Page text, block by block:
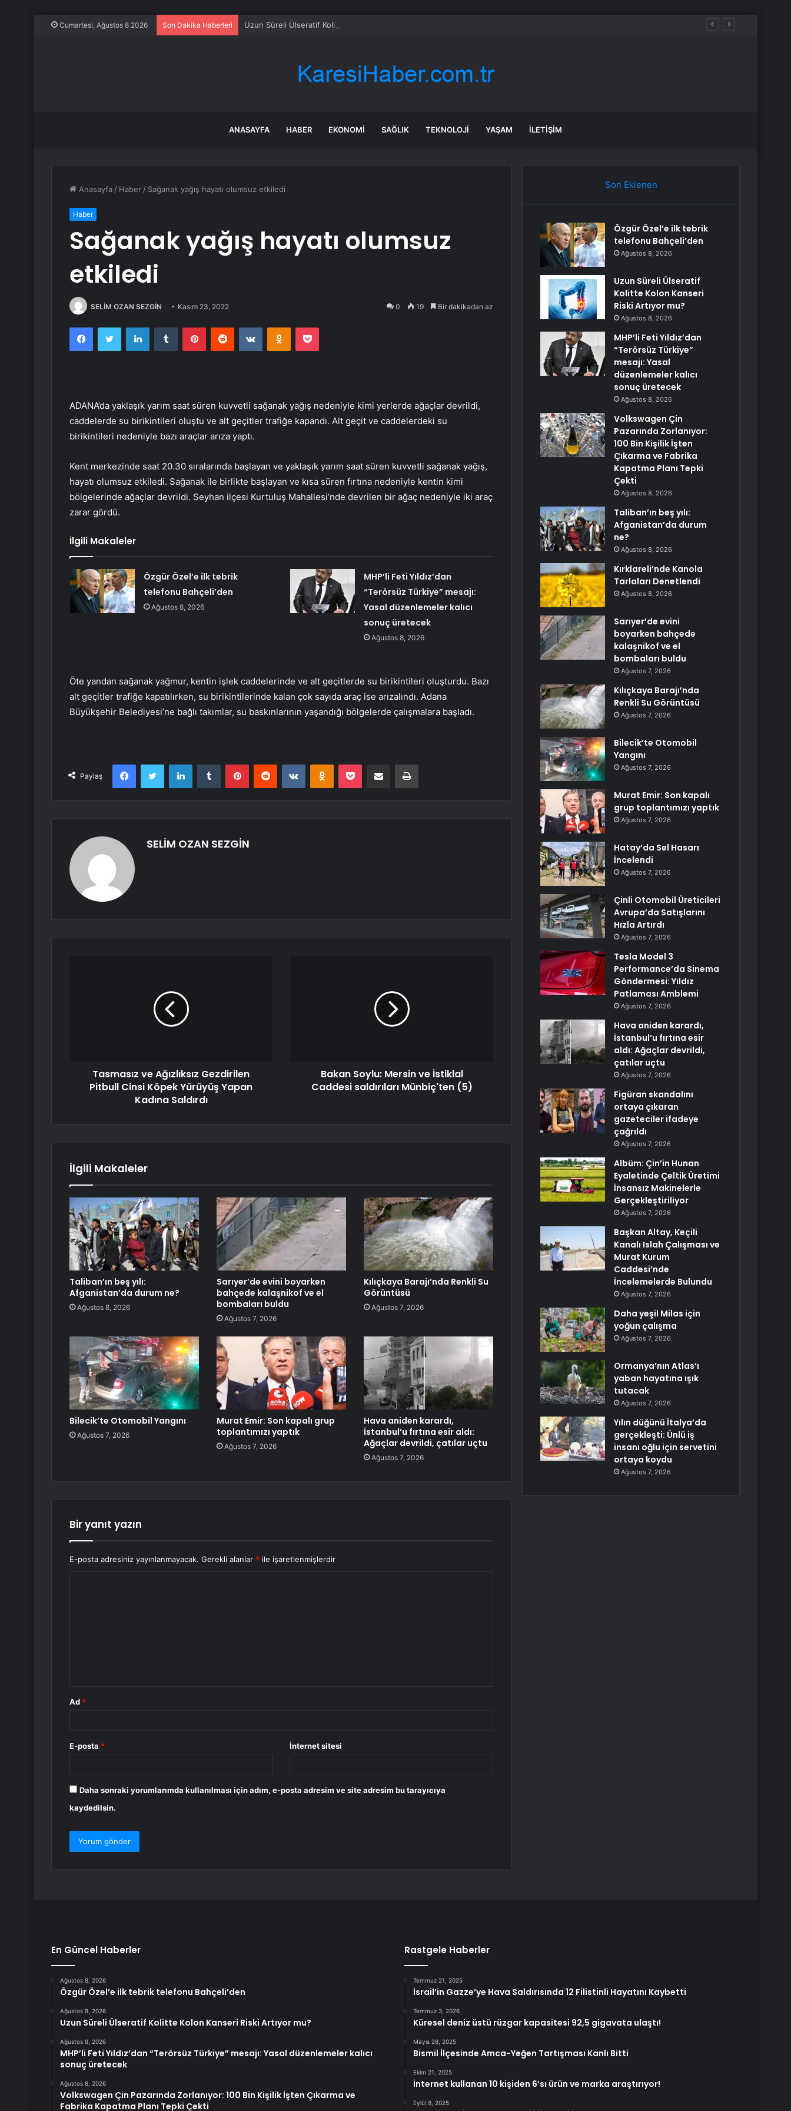
Cumartesi, Ağustos 8 2026 Son Dakika Haberleri Uzun Süreli Ülseratif Kolitte Kolon Kanseri Riski Artıyor mu?
ANASAYFA HABER EKONOMI SAĞLIK TEKNOLOJI YAŞAM İLETIŞIM
Anasayfa / Haber / Sağanak yağış hayatı olumsuz etkiledi
Haber
Sağanak yağış hayatı olumsuz
etkiledi
SELİM OZAN SEZGİN Kasım 23, 2022 0 19 Bir dakikadan az
FacebookTwitter LinkedInTumblr PinterestReddit VKontakteOdnoklassniki
Pocket
ADANA’da yaklaşık yarım saat süren kuvvetli sağanak yağış nedeniyle kimi yerlerde ağaçlar devrildi,
caddelerde su birikintileri oluştu ve alt geçitler trafiğe kapandı. Alt geçit ve caddelerdeki su
birikintileri nedeniyle bazı araçlar arıza yaptı.
Kent merkezinde saat 20.30 sıralarında başlayan ve yaklaşık yarım saat süren kuvvetli sağanak yağış,
hayatı olumsuz etkiledi. Sağanak ile birlikte başlayan ve kısa süren fırtına nedeniyle kentin kimi
bölgelerinde ağaçlar devrildi. Seyhan ilçesi Kurtuluş Mahallesi’nde devrilen bir ağaç nedeniyle iki araç
zarar gördü.
İlgili Makaleler
Özgür Özel’e ilk tebrik
telefonu Bahçeli’den
Ağustos 8, 2026
MHP’li Feti Yıldız’dan
“Terörsüz Türkiye” mesajı:
Yasal düzenlemeler kalıcı
sonuç üretecek
Ağustos 8, 2026
Öte yandan sağanak yağmur, kentin işlek caddelerinde ve alt geçitlerde su birikintileri oluşturdu. Bazı
alt geçitler trafiğe kapatılırken, su birikintilerinde kalan çok sayıda araç ise arızalındı. Adana
Büyükşehir Belediyesi’ne bağlı takımlar, su baskınlarının yaşandığı bölgelerde çalışmalara başladı.
Paylaş
FacebookTwitter LinkedInTumblr PinterestReddit VKontakteOdnoklassniki
Pocket E-Posta ile paylaş Yazdır
SELİM OZAN SEZGİN
Tasmasız ve Ağızlıksız Gezdirilen
Pitbull Cinsi Köpek Yürüyüş Yapan
Kadına Saldırdı
Bakan Soylu: Mersin ve İstiklal
Caddesi saldırıları Münbiç'ten (5)
İlgili Makaleler
Taliban’ın beş yılı:
Afganistan’da durum ne?
Ağustos 8, 2026
Sarıyer’de evini boyarken
bahçede kalaşnikof ve el
bombaları buldu
Ağustos 7, 2026
Kılıçkaya Barajı’nda Renkli Su
Görüntüsü
Ağustos 7, 2026
Bilecik’te Otomobil Yangını
Ağustos 7, 2026
Murat Emir: Son kapalı grup
toplantımızı yaptık
Ağustos 7, 2026
Hava aniden karardı,
İstanbul’u fırtına esir aldı:
Ağaçlar devrildi, çatılar uçtu
Ağustos 7, 2026
Bir yanıt yazın
E-posta adresiniz yayınlanmayacak. Gerekli alanlar * ile işaretlenmişlerdir
Ad *
E-posta * İnternet sitesi
Daha sonraki yorumlarımda kullanılması için adım, e-posta adresim ve site adresim bu tarayıcıya
kaydedilsin.
Son Eklenen
Özgür Özel’e ilk tebrik
telefonu Bahçeli’den
Ağustos 8, 2026
Uzun Süreli Ülseratif
Kolitte Kolon Kanseri
Riski Artıyor mu?
Ağustos 8, 2026
MHP’li Feti Yıldız’dan
“Terörsüz Türkiye”
mesajı: Yasal
düzenlemeler kalıcı
sonuç üretecek
Ağustos 8, 2026
Volkswagen Çin
Pazarında Zorlanıyor:
100 Bin Kişilik İşten
Çıkarma ve Fabrika
Kapatma Planı Tepki
Çekti
Ağustos 8, 2026
Taliban’ın beş yılı:
Afganistan’da durum
ne?
Ağustos 8, 2026
Kırklareli’nde Kanola
Tarlaları Denetlendi
Ağustos 8, 2026
Sarıyer’de evini
boyarken bahçede
kalaşnikof ve el
bombaları buldu
Ağustos 7, 2026
Kılıçkaya Barajı’nda
Renkli Su Görüntüsü
Ağustos 7, 2026
Bilecik’te Otomobil
Yangını
Ağustos 7, 2026
Murat Emir: Son kapalı
grup toplantımızı yaptık
Ağustos 7, 2026
Hatay’da Sel Hasarı
İncelendi
Ağustos 7, 2026
Çinli Otomobil Üreticileri
Avrupa’da Satışlarını
Hızla Artırdı
Ağustos 7, 2026
Tesla Model 3
Performance’da Sinema
Göndermesi: Yıldız
Patlaması Amblemi
Ağustos 7, 2026
Hava aniden karardı,
İstanbul’u fırtına esir
aldı: Ağaçlar devrildi,
çatılar uçtu
Ağustos 7, 2026
Figüran skandalını
ortaya çıkaran
gazeteciler ifadeye
çağrıldı
Ağustos 7, 2026
Albüm: Çin’in Hunan
Eyaletinde Çeltik Üretimi
İnsansız Makinelerle
Gerçekleştiriliyor
Ağustos 7, 2026
Başkan Altay, Keçili
Kanalı Islah Çalışması ve
Murat Kurum
Caddesi’nde
İncelemelerde Bulundu
Ağustos 7, 2026
Daha yeşil Milas için
yoğun çalışma
Ağustos 7, 2026
Ormanya’nın Atlas’ı
yaban hayatına ışık
tutacak
Ağustos 7, 2026
Yılın düğünü İtalya’da
gerçekleşti: Ünlü iş
insanı oğlu için servetini
ortaya koydu
Ağustos 7, 2026
En Güncel Haberler
Ağustos 8, 2026
Özgür Özel’e ilk tebrik telefonu Bahçeli’den
Ağustos 8, 2026
Uzun Süreli Ülseratif Kolitte Kolon Kanseri Riski Artıyor mu?
Ağustos 8, 2026
MHP’li Feti Yıldız’dan “Terörsüz Türkiye” mesajı: Yasal düzenlemeler kalıcı
sonuç üretecek
Ağustos 8, 2026
Volkswagen Çin Pazarında Zorlanıyor: 100 Bin Kişilik İşten Çıkarma ve
Fabrika Kapatma Planı Tepki Çekti
Rastgele Haberler
Temmuz 21, 2025
İsrail’in Gazze’ye Hava Saldırısında 12 Filistinli Hayatını Kaybetti
Temmuz 3, 2026
Küresel deniz üstü rüzgar kapasitesi 92,5 gigavata ulaştı!
Mayıs 28, 2025
Bismil İlçesinde Amca-Yeğen Tartışması Kanlı Bitti
Ekim 21, 2025
İnternet kullanan 10 kişiden 6’sı ürün ve marka araştırıyor!
Eylül 8, 2025